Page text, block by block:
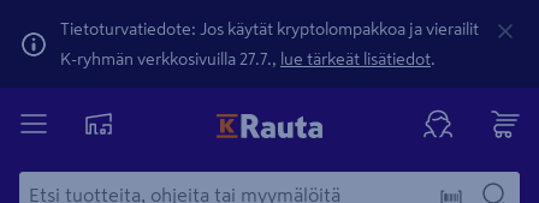
Tietoturvatiedote: Jos käytät kryptolompakkoa ja vierailit
K-ryhmän verkkosivuilla 27.7., lue tärkeät lisätiedot.